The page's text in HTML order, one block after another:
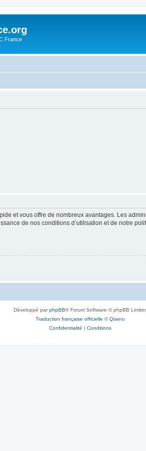
France
et vous offre de nombreux avantages. Les
de nos conditions d’utilisation et de notre
Développé parphpBB® Forum Software © phpBB
Traduction française officielle ©Qiaeru
Confidentialité | Conditions